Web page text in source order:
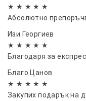
★ ★ ★ ★ ★
Абсолютно
Изи Георгиев
★ ★ ★ ★ ★
Благодаря за
Благо Цанов
★ ★ ★ ★ ★
Закупих подарък на